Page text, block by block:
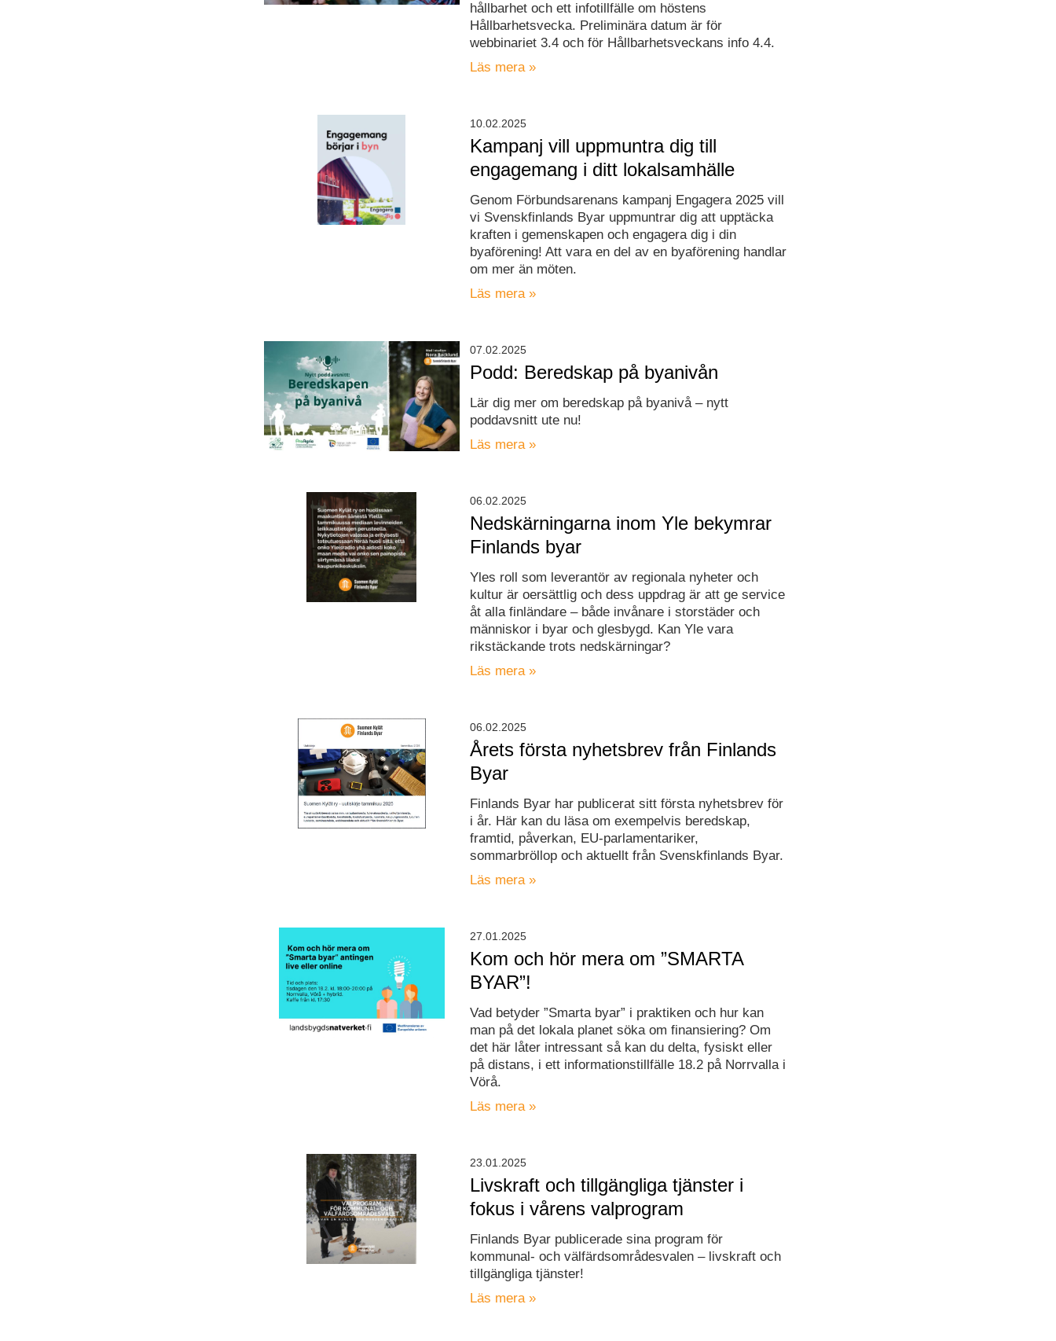
hållbarhet och ett infotillfälle om höstens
Hållbarhetsvecka. Preliminära datum är för
webbinariet 3.4 och för Hållbarhetsveckans info 4.4.
Läs mera »
Kampanj vill uppmuntra dig till
engagemang i ditt lokalsamhälle
Genom Förbundsarenans kampanj Engagera 2025 vill
vi Svenskfinlands Byar uppmuntrar dig att upptäcka
kraften i gemenskapen och engagera dig i din
byaförening! Att vara en del av en byaförening handlar
om mer än möten.
Läs mera »
10.02.2025
Podd: Beredskap på byanivån
Lär dig mer om beredskap på byanivå – nytt
poddavsnitt ute nu!
Läs mera »
07.02.2025
Nedskärningarna inom Yle bekymrar
Finlands byar
Yles roll som leverantör av regionala nyheter och
kultur är oersättlig och dess uppdrag är att ge service
åt alla finländare – både invånare i storstäder och
människor i byar och glesbygd. Kan Yle vara
rikstäckande trots nedskärningar?
Läs mera »
06.02.2025
Årets första nyhetsbrev från Finlands
Byar
Finlands Byar har publicerat sitt första nyhetsbrev för
i år. Här kan du läsa om exempelvis beredskap,
framtid, påverkan, EU-parlamentariker,
sommarbröllop och aktuellt från Svenskfinlands Byar.
Läs mera »
06.02.2025
Kom och hör mera om ”SMARTA
BYAR”!
Vad betyder ”Smarta byar” i praktiken och hur kan
man på det lokala planet söka om finansiering? Om
det här låter intressant så kan du delta, fysiskt eller
på distans, i ett informationstillfälle 18.2 på Norrvalla i
Vörå.
Läs mera »
27.01.2025
Livskraft och tillgängliga tjänster i
fokus i vårens valprogram
Finlands Byar publicerade sina program för
kommunal- och välfärdsområdesvalen – livskraft och
tillgängliga tjänster!
Läs mera »
23.01.2025